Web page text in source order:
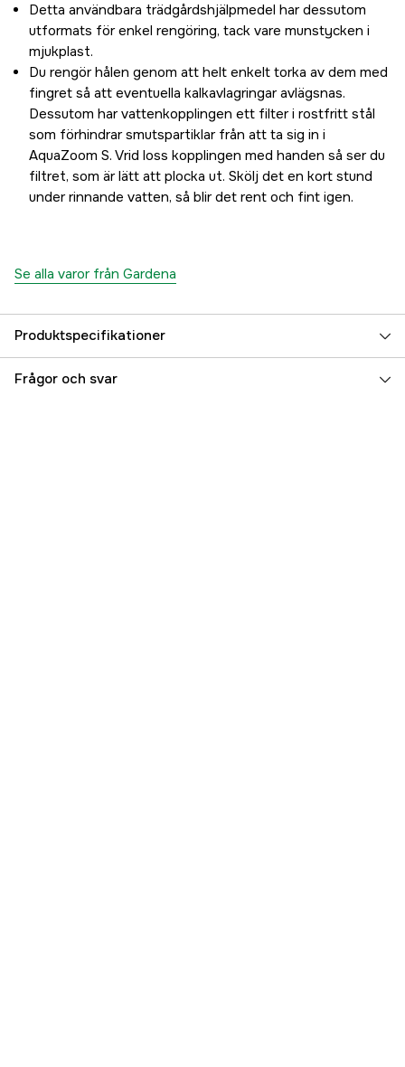
Detta användbara trädgårdshjälpmedel har dessutom
utformats för enkel rengöring, tack vare munstycken i
mjukplast.
Du rengör hålen genom att helt enkelt torka av dem med
fingret så att eventuella kalkavlagringar avlägsnas.
Dessutom har vattenkopplingen ett filter i rostfritt stål
som förhindrar smutspartiklar från att ta sig in i
AquaZoom S. Vrid loss kopplingen med handen så ser du
filtret, som är lätt att plocka ut. Skölj det en kort stund
under rinnande vatten, så blir det rent och fint igen.
Se alla varor från Gardena
Produktspecifikationer
Global Garanti yes
Frågor och svar